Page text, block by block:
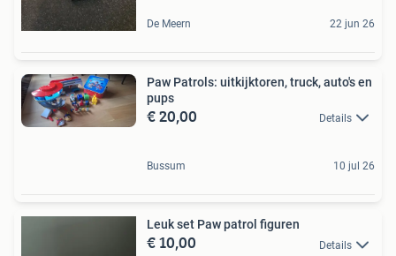
De Meern 22 jun 26
Paw Patrols: uitkijktoren, truck, auto's en
pups
€ 20,00 Details
Bussum 10 jul 26
Leuk set Paw patrol figuren
€ 10,00 Details